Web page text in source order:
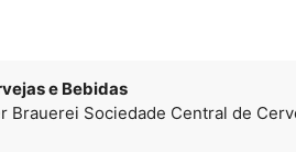
e Bebidas
Brauerei Sociedade Central de